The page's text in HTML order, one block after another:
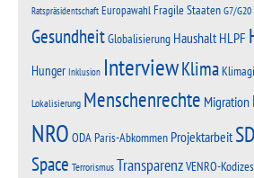
Ratspräsidentschaft EuropawahlFragile StaatenG7/G20
GesundheitGlobalisierung HaushaltHLPF
Hunger Inklusion InterviewKlima
Lokalisierung Menschenrechte Migration
NRO ODAParis-Abkommen Projektarbeit
Space TerrorismusTransparenzVENRO-Kodizes